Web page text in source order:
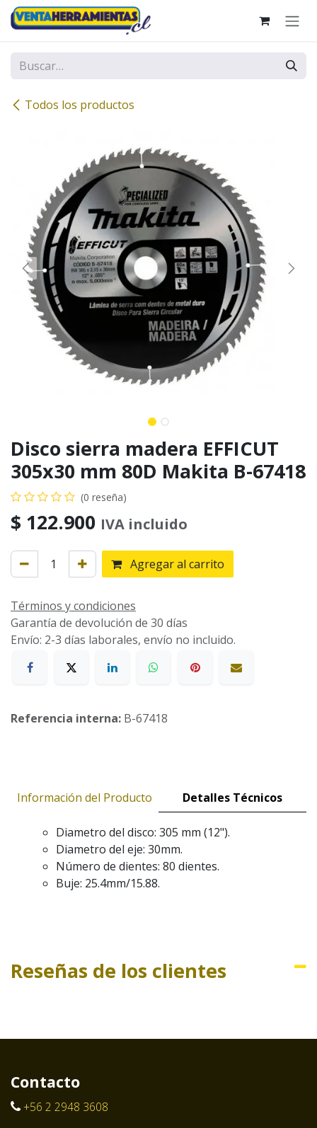
Ir al contenido
Todos los productos
Disco sierra madera EFFICUT
305x30 mm 80D Makita B-67418
(0 reseña)
$ 122.900 IVA incluido
Agregar al carrito
Términos y condiciones
Garantía de devolución de 30 días
Envío: 2-3 días laborales, envío no incluido.
Referencia interna: B-67418
Información del Producto Detalles Técnicos
Diametro del disco: 305 mm (12").
Diametro del eje: 30mm.
Número de dientes: 80 dientes.
Buje: 25.4mm/15.88.
Reseñas de los clientes
Contacto
+56 2 2948 3608